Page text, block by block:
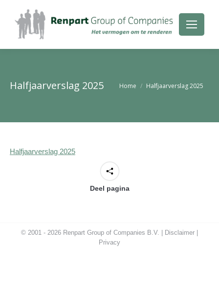
Halfjaarverslag 2025 Je bent hier:
Home Halfjaarverslag 2025
Halfjaarverslag 2025
Deel pagina
© 2001 - 2026 Renpart Group of Companies B.V. | Disclaimer
Privacy